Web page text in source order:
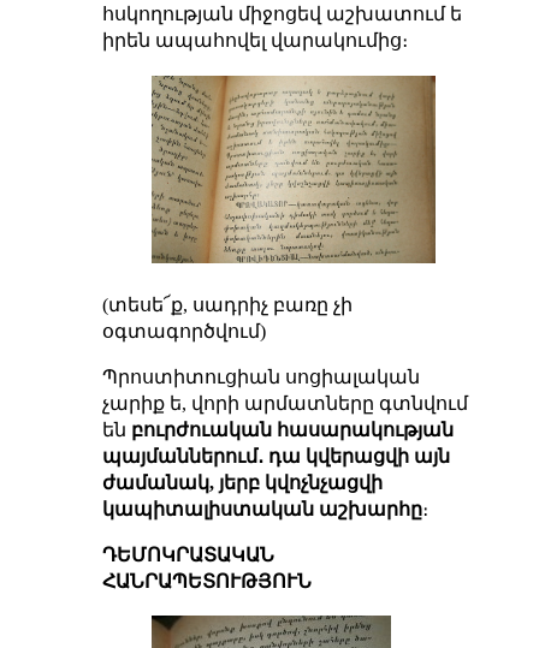
հսկողության միջոցեվ աշխատում ե
իրեն ապահովել վարակումից։
(տեսե՜ք, սադրիչ բառը չի
օգտագործվում)
Պրոստիտուցիան սոցիալական
չարիք ե, վորի արմատները գտնվում
են բուրժուական հասարակության
պայմաններում․ դա կվերացվի այն
ժամանակ, յերբ կվոչնչացվի
կապիտալիստական աշխարհը։
ԴԵՄՈԿՐԱՏԱԿԱՆ
ՀԱՆՐԱՊԵՏՈՒԹՅՈՒՆ